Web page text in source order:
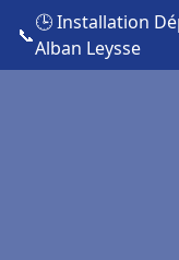
📞
🕒 Installation
Alban Leysse